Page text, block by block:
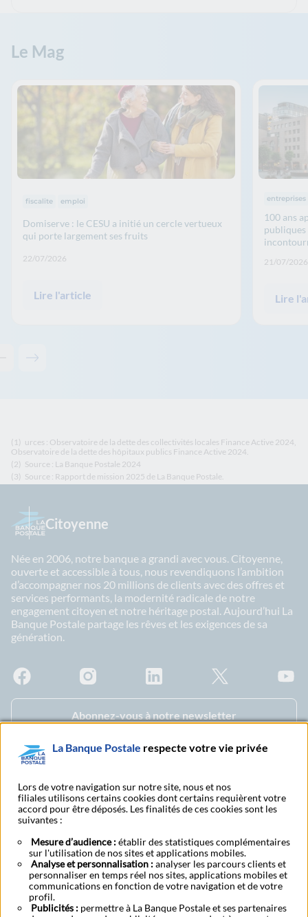
Le Mag
Thématiques :
fiscalite emploi
Domiserve : le CESU a initié un cercle vertueux
qui porte largement ses fruits
Date de publication: :
22/07/2026
Lire l'article
entreprises
100 ans
publiques
Date de
21/07/2026
Lire
Contenu précédent - Le Mag
Contenu suivant - Le Mag
(1) urces : Observatoire de la dette des collectivités locales Finance Active 2024,
Observatoire de la dette des hôpitaux publics Finance Active 2024.
(2) Source : La Banque Postale 2024
(3) Source : Rapport de mission 2025 de La Banque Postale.
Citoyenne
Née en 2006, notre banque a grandi avec vous. Citoyenne,
ouverte et accessible à tous, nous revendiquons l’ambition
d’accompagner nos 20 millions de clients avec des offres et
services performants, la modernité radicale de notre
engagement citoyen et notre héritage postal. Aujourd’hui La
Banque Postale partage les rêves et les exigences de sa
génération.
Abonnez-vous à notre newsletter
malentendants
poste
Mentions légalesCGUAccessibiliteDonnées personnellesCookies
BFI - Banque de Financement et d'Investissement Transparence fiscale
Fonds de garantie des dépôts et de résolution
La Banque Postale respecte votre vie privée
Lors de votre navigation sur notre site, nous et nos
filiales utilisons certains cookies dont certains requièrent votre
accord pour être déposés. Les finalités de ces cookies sont les
suivantes :
Mesure d’audience :établir des statistiques complémentaires
sur l'utilisation de nos sites et applications mobiles.
Analyse et personnalisation :analyser les parcours clients et
personnaliser en temps réel nos sites, applications mobiles et
communications en fonction de votre navigation et de votre
profil.
Publicités : permettre à La Banque Postale et ses partenaires